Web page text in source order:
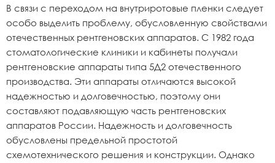
В связи с переходом на внутриротовые пленки следует
особо выделить проблему, обусловленную свойствами
отечественных рентгеновских аппаратов. С 1982 года
стоматологические клиники и кабинеты получали
рентгеновские аппараты типа 5Д2 отечественного
производства. Эти аппараты отличаются высокой
надежностью и долговечностью, поэтому они
составляют подавляющую часть рентгеновских
аппаратов России. Надежность и долговечность
обусловлены предельной простотой
схемотехнического решения и конструкции. Однако